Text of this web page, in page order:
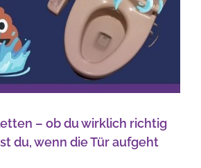
– ob du wirklich richtig
du, wenn die Tür aufgeht